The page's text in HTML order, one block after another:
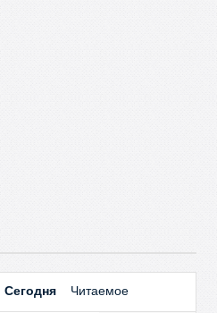
Сегодня Читаемое